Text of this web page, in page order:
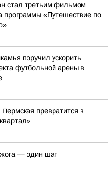
стал третьим фильмом
программы «Путешествие по
поручил ускорить
футбольной арены в
Пермская превратится в
— один шаг